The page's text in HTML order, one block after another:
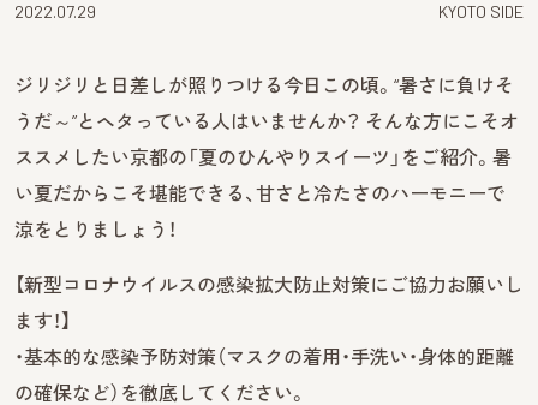
2022.07.29 KYOTO SIDE
ジリジリと日差しが照りつける今日この頃。“暑さに負けそ
うだ～”とヘタっている人はいませんか？ そんな方にこそオ
ススメしたい京都の「夏のひんやりスイーツ」をご紹介。暑
い夏だからこそ堪能できる、甘さと冷たさのハーモニーで
涼をとりましょう！
【新型コロナウイルスの感染拡大防止対策にご協力お願いし
ます！】
・基本的な感染予防対策（マスクの着用・手洗い・身体的距離
の確保など）を徹底してください。